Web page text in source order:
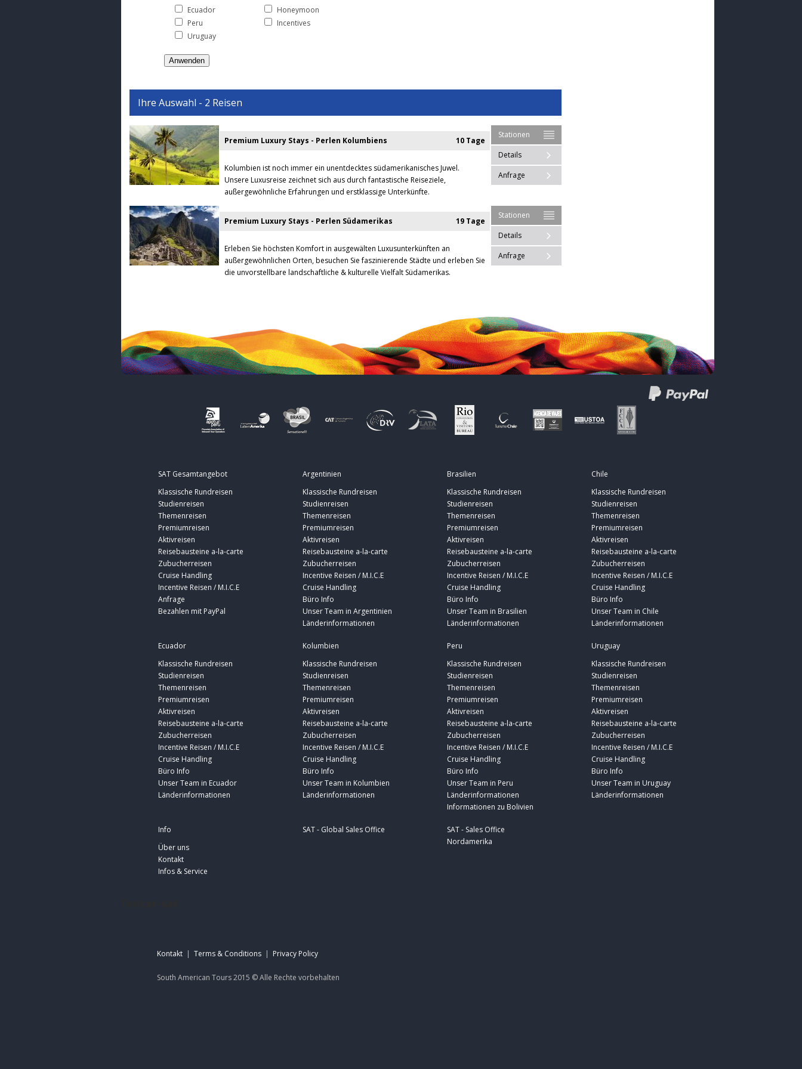
Ecuador
Peru
Uruguay
Honeymoon
Incentives
Ihre Auswahl - 2 Reisen
Premium Luxury Stays - Perlen Kolumbiens 10 Tage
Kolumbien ist noch immer ein unentdecktes südamerikanisches Juwel.
Unsere Luxusreise zeichnet sich aus durch fantastische Reiseziele,
außergewöhnliche Erfahrungen und erstklassige Unterkünfte.
Stationen
Details
Anfrage
Premium Luxury Stays - Perlen Südamerikas 19 Tage
Erleben Sie höchsten Komfort in ausgewälten Luxusunterkünften an
außergewöhnlichen Orten, besuchen Sie faszinierende Städte und erleben Sie
die unvorstellbare landschaftliche & kulturelle Vielfalt Südamerikas.
Stationen
Details
Anfrage
SAT Gesamtangebot
Klassische Rundreisen
Studienreisen
Themenreisen
Premiumreisen
Aktivreisen
Reisebausteine a-la-carte
Zubucherreisen
Cruise Handling
Incentive Reisen / M.I.C.E
Anfrage
Bezahlen mit PayPal
Argentinien
Klassische Rundreisen
Studienreisen
Themenreisen
Premiumreisen
Aktivreisen
Reisebausteine a-la-carte
Zubucherreisen
Incentive Reisen / M.I.C.E
Cruise Handling
Büro Info
Unser Team in Argentinien
Länderinformationen
Brasilien
Klassische Rundreisen
Studienreisen
Themenreisen
Premiumreisen
Aktivreisen
Reisebausteine a-la-carte
Zubucherreisen
Incentive Reisen / M.I.C.E
Cruise Handling
Büro Info
Unser Team in Brasilien
Länderinformationen
Chile
Klassische Rundreisen
Studienreisen
Themenreisen
Premiumreisen
Aktivreisen
Reisebausteine a-la-carte
Zubucherreisen
Incentive Reisen / M.I.C.E
Cruise Handling
Büro Info
Unser Team in Chile
Länderinformationen
Ecuador
Klassische Rundreisen
Studienreisen
Themenreisen
Premiumreisen
Aktivreisen
Reisebausteine a-la-carte
Zubucherreisen
Incentive Reisen / M.I.C.E
Cruise Handling
Büro Info
Unser Team in Ecuador
Länderinformationen
Kolumbien
Klassische Rundreisen
Studienreisen
Themenreisen
Premiumreisen
Aktivreisen
Reisebausteine a-la-carte
Zubucherreisen
Incentive Reisen / M.I.C.E
Cruise Handling
Büro Info
Unser Team in Kolumbien
Länderinformationen
Peru
Klassische Rundreisen
Studienreisen
Themenreisen
Premiumreisen
Aktivreisen
Reisebausteine a-la-carte
Zubucherreisen
Incentive Reisen / M.I.C.E
Cruise Handling
Büro Info
Unser Team in Peru
Länderinformationen
Informationen zu Bolivien
Uruguay
Klassische Rundreisen
Studienreisen
Themenreisen
Premiumreisen
Aktivreisen
Reisebausteine a-la-carte
Zubucherreisen
Incentive Reisen / M.I.C.E
Cruise Handling
Büro Info
Unser Team in Uruguay
Länderinformationen
Info
Über uns
Kontakt
Infos & Service
SAT - Global Sales Office
SAT - Sales Office
Nordamerika
Kontakt | Terms & Conditions | Privacy Policy
South American Tours 2015 ©Alle Rechte vorbehalten